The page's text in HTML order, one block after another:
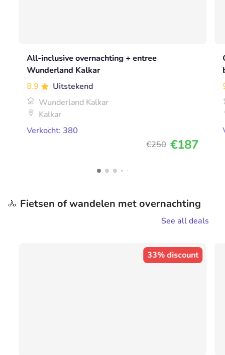
All-inclusive overnachting + entree
Wunderland Kalkar
8.9
Uitstekend
Wunderland Kalkar
Kalkar
Verkocht: 380
€250 €187
🚴 Fietsen of wandelen met overnachting
See all deals
33% discount